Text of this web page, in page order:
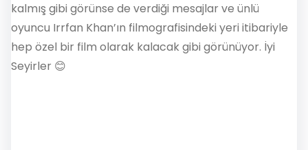
kalmış gibi görünse de verdiği mesajlar ve ünlü
oyuncu Irrfan Khan’ın filmografisindeki yeri itibariyle
hep özel bir film olarak kalacak gibi görünüyor. İyi
Seyirler 😊